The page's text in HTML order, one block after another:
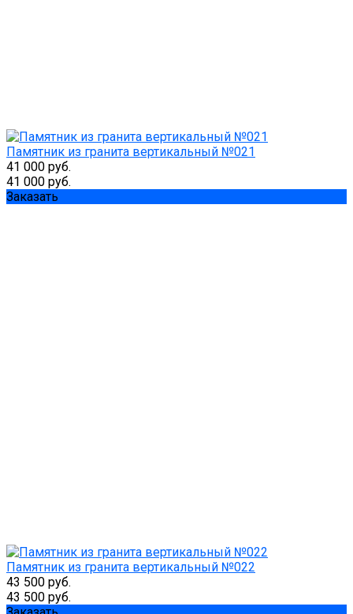
Памятник из гранита вертикальный №021
41 000 руб.
41 000 руб.
Заказать
Памятник из гранита вертикальный №022
43 500 руб.
43 500 руб.